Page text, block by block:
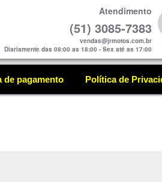
Atendimento
(51) 3085-7383
vendas@jrmotos.com.br
Diariamente das 08:00 as 18:00 - Sex até as 17:00
de pagamento Política de